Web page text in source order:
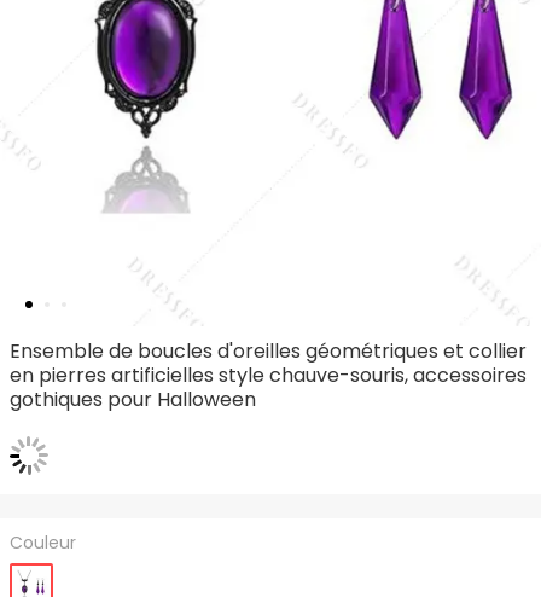
Ensemble de boucles d'oreilles géométriques et collier
en pierres artificielles style chauve-souris, accessoires
gothiques pour Halloween
Couleur